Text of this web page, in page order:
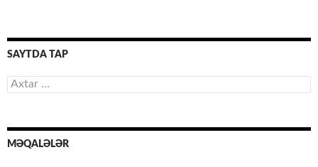
SAYTDA TAP
Axtarış:
MƏQALƏLƏR